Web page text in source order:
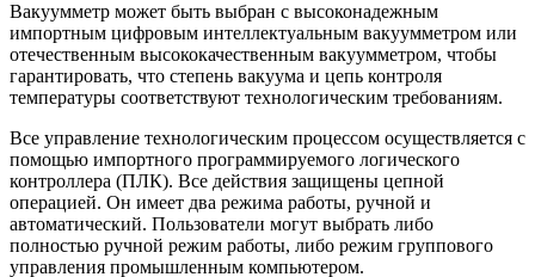
Вакуумметр может быть выбран с высоконадежным
импортным цифровым интеллектуальным вакуумметром или
отечественным высококачественным вакуумметром, чтобы
гарантировать, что степень вакуума и цепь контроля
температуры соответствуют технологическим требованиям.
Все управление технологическим процессом осуществляется с
помощью импортного программируемого логического
контроллера (ПЛК). Все действия защищены цепной
операцией. Он имеет два режима работы, ручной и
автоматический. Пользователи могут выбрать либо
полностью ручной режим работы, либо режим группового
управления промышленным компьютером.